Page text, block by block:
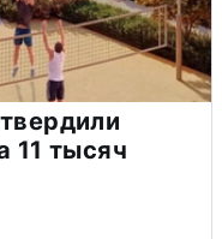
11 тысяч